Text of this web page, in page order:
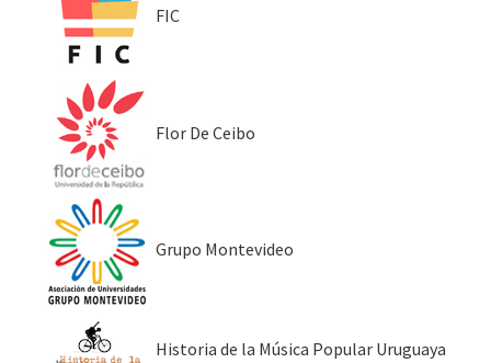
FIC
Flor De Ceibo
Grupo Montevideo
Historia de la Música Popular Uruguaya